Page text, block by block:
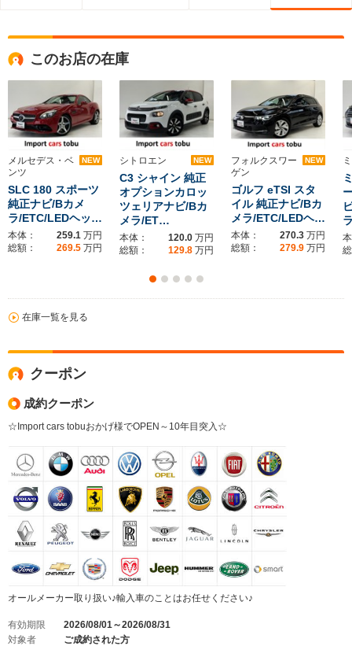
このお店の在庫
メルセデス・ベ
ンツ
NEW
SLC 180 スポーツ
純正ナビ/Bカメ
ラ/ETC/LEDヘッ…
本体： 259.1 万円
総額：
269.5 万円
シトロエン NEW
C3 シャイン 純正
オプションカロッ
ツェリアナビ/Bカ
メラ/ET…
本体： 120.0 万円
総額：
129.8 万円
フォルクスワー
ゲン
NEW
ゴルフ eTSI スタ
イル 純正ナビ/Bカ
メラ/ETC/LEDヘ…
本体： 270.3 万円
総額：
279.9 万円
在庫一覧を見る
クーポン
成約クーポン
☆Import cars tobuおかげ様でOPEN～10年目突入☆
オールメーカー取り扱い♪輸入車のことはお任せください♪
有効期限
2026/08/01～2026/08/31
対象者
ご成約された方